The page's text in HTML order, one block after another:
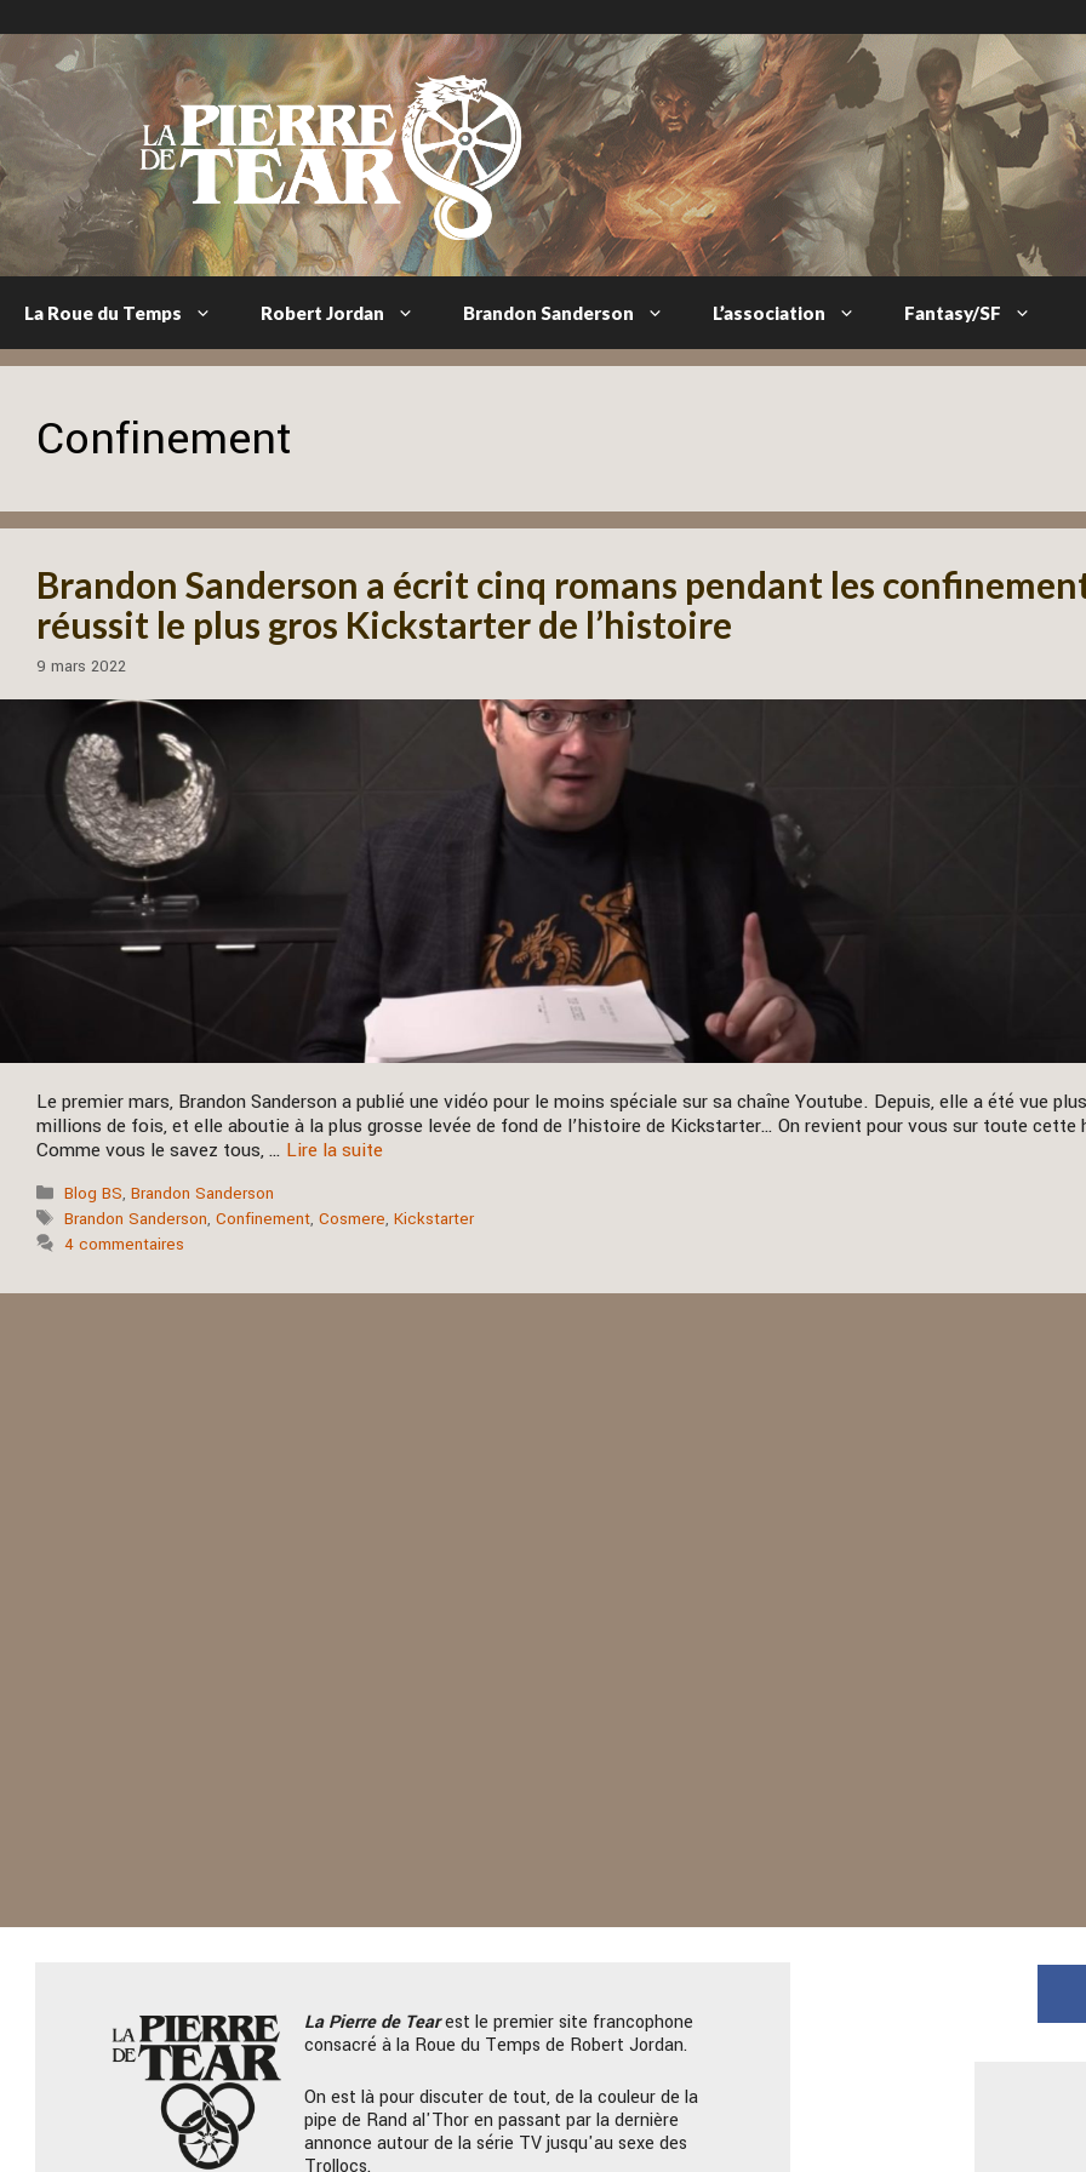
au
contenu
La Roue du Temps Robert Jordan Brandon Sanderson L’association Fantasy/SF
Confinement
Brandon Sanderson a écrit cinq romans pendant les
réussit le plus gros Kickstarter de l’histoire
9 mars 2022
Le premier mars, Brandon Sanderson a publié une vidéo pour le moins spéciale sur sa chaîne Youtube. Depuis, elle a été vue
millions de fois, et elle aboutie à la plus grosse levée de fond de l’histoire de Kickstarter… On revient pour vous sur toute cette
Comme vous le savez tous, … Lire la suite
Catégories
Blog BS,Brandon Sanderson
Étiquettes
Brandon Sanderson,Confinement,Cosmere,Kickstarter
4 commentaires
La Pierrede Tearest le premier site francophone
consacré à la Roue du Temps de Robert Jordan.
On est là pour discuter de tout, de la couleur de la
pipe de Rand al'Thor en passant par la dernière
annonce autour de la série TV jusqu'au sexe des
Trollocs.